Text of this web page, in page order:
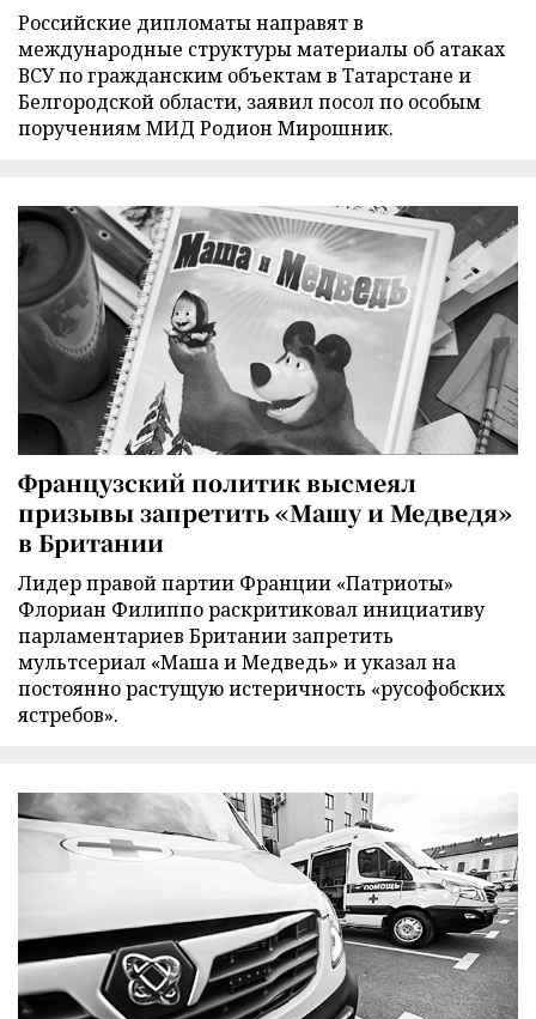
Российские дипломаты направят в
международные структуры материалы об атаках
ВСУ по гражданским объектам в Татарстане и
Белгородской области, заявил посол по особым
поручениям МИД Родион Мирошник.
Французский политик высмеял
призывы запретить «Машу и Медведя»
в Британии
Лидер правой партии Франции «Патриоты»
Флориан Филиппо раскритиковал инициативу
парламентариев Британии запретить
мультсериал «Маша и Медведь» и указал на
постоянно растущую истеричность «русофобских
ястребов».